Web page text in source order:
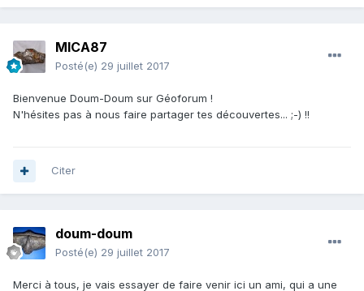
MICA87
Posté(e) 29 juillet 2017
Bienvenue Doum-Doum sur Géoforum !
N'hésites pas à nous faire partager tes découvertes... ;-) !!
Citer
doum-doum
Posté(e) 29 juillet 2017
Merci à tous, je vais essayer de faire venir ici un ami, qui a une